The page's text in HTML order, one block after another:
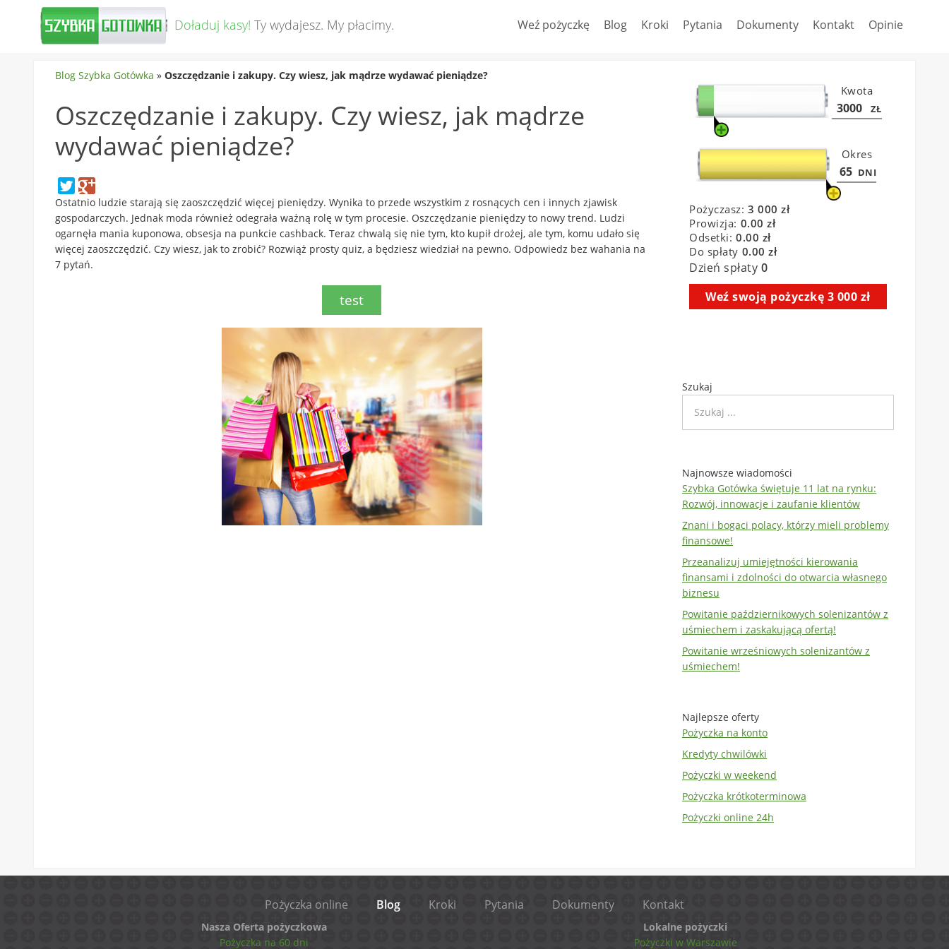
Doładuj kasy! Ty wydajesz. My płacimy. Weź pożyczkę Blog Kroki Pytania Dokumenty Kontakt Opinie
Blog Szybka Gotówka » Oszczędzanie i zakupy. Czy wiesz, jak mądrze wydawać pieniądze?
Oszczędzanie i zakupy. Czy wiesz, jak mądrze
wydawać pieniądze?
Ostatnio ludzie starają się zaoszczędzić więcej pieniędzy. Wynika to przede wszystkim z rosnących cen i innych zjawisk
gospodarczych. Jednak moda również odegrała ważną rolę w tym procesie. Oszczędzanie pieniędzy to nowy trend. Ludzi
ogarnęła mania kuponowa, obsesja na punkcie cashback. Teraz chwalą się nie tym, kto kupił drożej, ale tym, komu udało się
więcej zaoszczędzić. Czy wiesz, jak to zrobić? Rozwiąż prosty quiz, a będziesz wiedział na pewno. Odpowiedz bez wahania na
7 pytań.
test
Szukaj
Najnowsze wiadomości
Szybka Gotówka świętuje 11 lat na rynku:
Rozwój, innowacje i zaufanie klientów
Znani i bogaci polacy, którzy mieli problemy
finansowe!
Przeanalizuj umiejętności kierowania
finansami i zdolności do otwarcia własnego
biznesu
Powitanie październikowych solenizantów z
uśmiechem i zaskakującą ofertą!
Powitanie wrześniowych solenizantów z
uśmiechem!
Najlepsze oferty
Pożyczka na konto
Kredyty chwilówki
Pożyczki w weekend
Pożyczka krótkoterminowa
Pożyczki online 24h
Pożyczka online Blog Kroki Pytania Dokumenty Kontakt
Nasza Oferta pożyczkowa
Pożyczka na 60 dni
Lokalne pożyczki
Pożyczki w Warszawie